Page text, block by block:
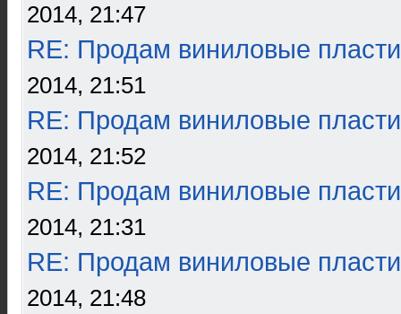
2014, 21:47
RE: Продам виниловые
2014, 21:51
RE: Продам виниловые
2014, 21:52
RE: Продам виниловые
2014, 21:31
RE: Продам виниловые
2014, 21:48